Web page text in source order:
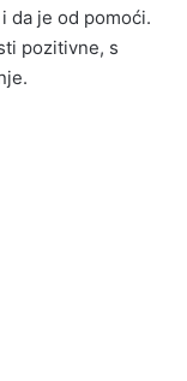
da je od pomoći.
pozitivne, s